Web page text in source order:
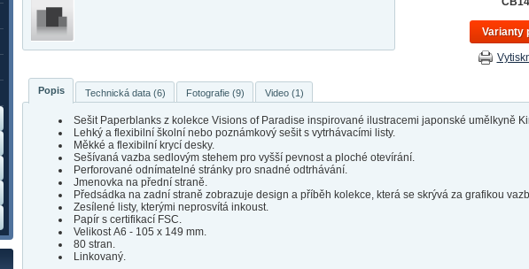
Varianty
Popis Technická data (6) Fotografie (9) Video (1)
Sešit Paperblanks z kolekce Visions of Paradise inspirované ilustracemi japonské umělkyně
Lehký a flexibilní školní nebo poznámkový sešit s vytrhávacími listy.
Měkké a flexibilní krycí desky.
Sešívaná vazba sedlovým stehem pro vyšší pevnost a ploché otevírání.
Perforované odnímatelné stránky pro snadné odtrhávání.
Jmenovka na přední straně.
Předsádka na zadní straně zobrazuje design a příběh kolekce, která se skrývá za grafikou
Zesílené listy, kterými neprosvítá inkoust.
Papír s certifikací FSC.
Velikost A6 - 105 x 149 mm.
80 stran.
Linkovaný.